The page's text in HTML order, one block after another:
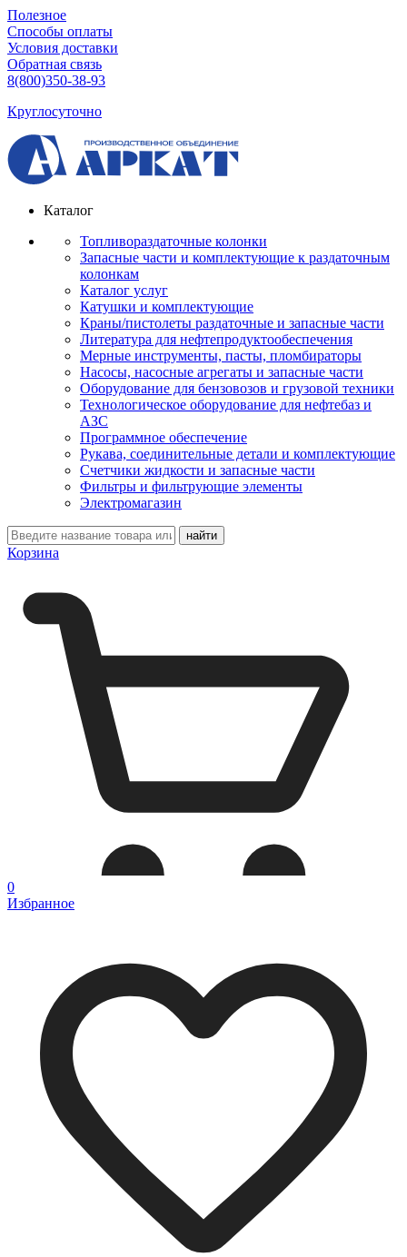
Полезное
Способы оплаты
Условия доставки
Обратная связь
8(800)350-38-93
Круглосуточно
Каталог
Топливораздаточные колонки
Запасные части и комплектующие к раздаточным
колонкам
Каталог услуг
Катушки и комплектующие
Краны/пистолеты раздаточные и запасные части
Литература для нефтепродуктообеспечения
Мерные инструменты, пасты, пломбираторы
Насосы, насосные агрегаты и запасные части
Оборудование для бензовозов и грузовой техники
Технологическое оборудование для нефтебаз и
АЗС
Программное обеспечение
Рукава, соединительные детали и комплектующие
Счетчики жидкости и запасные части
Фильтры и фильтрующие элементы
Электромагазин
Корзина
0
Избранное